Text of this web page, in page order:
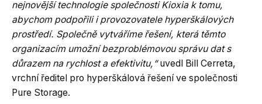
nejnovější technologie společnosti Kioxia k tomu,
abychom podpořili i provozovatele hyperškálových
prostředí. Společně vytváříme řešení, která těmto
organizacím umožní bezproblémovou správu dat s
důrazem na rychlost a efektivitu,“uvedl Bill Cerreta,
vrchní ředitel pro hyperškálová řešení ve společnosti
Pure Storage.